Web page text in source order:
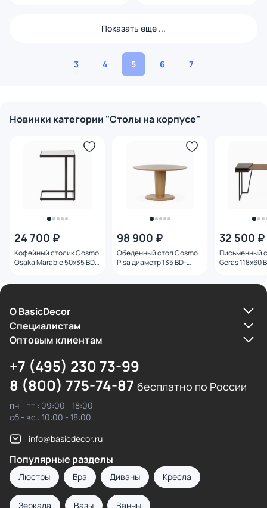
Показать еще ...
3 4 5 6 7
Новинки категории "Столы на корпусе"
24 700 ₽
Кофейный столик Cosmo
Osaka Marable 50х35 BD-
98 900 ₽
Обеденный стол Cosmo
Pisa диаметр 135 BD-
32 500 ₽
Письменный
Geras 118х60
О BasicDecor
Cпециалистам
Оптовым клиентам
+7 (495) 230 73-99
8 (800) 775-74-87 бесплатно по России
пн - пт : 09:00 - 18:00
сб - вс : 10:00 - 18:00
info@basicdecor.ru
Популярные разделы
Люстры Бра Диваны Кресла
Зеркала Вазы Ванны